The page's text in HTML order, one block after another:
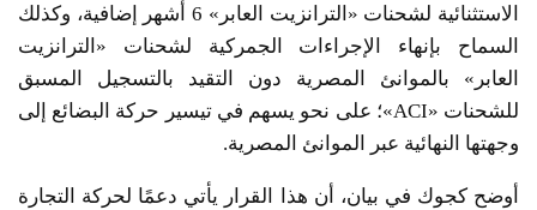
الاستثنائية لشحنات «الترانزيت العابر» 6 أشهر إضافية، وكذلك
السماح بإنهاء الإجراءات الجمركية لشحنات «الترانزيت
العابر» بالموانئ المصرية دون التقيد بالتسجيل المسبق
للشحنات «ACI»؛ على نحو يسهم في تيسير حركة البضائع إلى
وجهتها النهائية عبر الموانئ المصرية.
أوضح كجوك في بيان، أن هذا القرار يأتي دعمًا لحركة التجارة